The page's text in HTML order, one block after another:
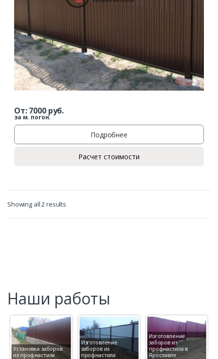
Заказать
Ваше имя*
От:7000руб.
за м. погон.
Подробнее
Расчет стоимости
Showing all 2 results
Наши работы
Установка заборов
из профнастила
Изготовление
заборов из
профнастила
Изготовление
заборов из
профнастила в
Ярославле